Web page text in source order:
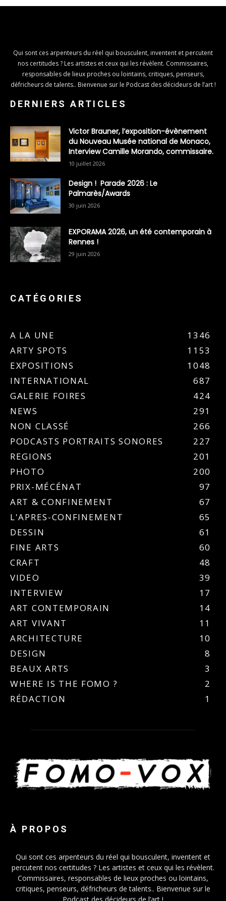
Qui sont ces arpenteurs du réel qui bousculent, inventent et percutent
nos certitudes ? Les artistes et ceux qui les révèlent. Commissaires,
responsables de lieux proches ou lointains, critiques, penseurs,
défricheurs de talents.. Bienvenue sur le Podcast des décideurs de l’art !
DERNIERS ARTICLES
Victor Brauner, l’exposition-évènement
du Nouveau Musée national de Monaco,
Interview Camille Morando, commissaire.
10 juillet 2026
Design ! Parade 2026 : Le
Palmarès/Awards
30 juin 2026
EXPORAMA 2026, un été contemporain à
Rennes !
29 juin 2026
CATÉGORIES
A LA UNE
1346
ARTY SPOTS
1153
EXPOSITIONS
1048
INTERNATIONAL
687
GALERIE FOIRES
424
NEWS
291
NON CLASSÉ
266
PODCASTS PORTRAITS SONORES
227
REGIONS
201
PHOTO
200
PRIX-MÉCÉNAT
97
ART & CONFINEMENT
67
L'APRES-CONFINEMENT
65
DESSIN
61
FINE ARTS
60
CRAFT
48
VIDEO
39
INTERVIEW
17
ART CONTEMPORAIN
14
ART VIVANT
11
ARCHITECTURE
10
DESIGN
8
BEAUX ARTS
3
WHERE IS THE FOMO ?
2
RÉDACTION
1
À PROPOS
Qui sont ces arpenteurs du réel qui bousculent, inventent et
percutent nos certitudes ? Les artistes et ceux qui les révèlent.
Commissaires, responsables de lieux proches ou lointains,
critiques, penseurs, défricheurs de talents.. Bienvenue sur le